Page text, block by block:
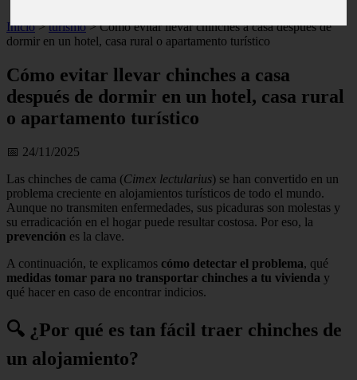
Inicio > turismo >Cómo evitar llevar chinches a casa después de
dormir en un hotel, casa rural o apartamento turístico
Cómo evitar llevar chinches a casa
después de dormir en un hotel, casa rural
o apartamento turístico
📅 24/11/2025
Las chinches de cama (Cimex lectularius) se han convertido en un
problema creciente en alojamientos turísticos de todo el mundo.
Aunque no transmiten enfermedades, sus picaduras son molestas y
su erradicación en el hogar puede resultar costosa. Por eso, la
prevención es la clave.
A continuación, te explicamos cómo detectar el problema, qué
medidas tomar para no transportar chinches a tu vivienda y
qué hacer en caso de encontrar indicios.
🔍 ¿Por qué es tan fácil traer chinches de
un alojamiento?